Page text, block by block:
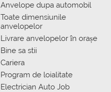
Anvelope dupa automobil
Toate dimensiunile
anvelopelor
Livrare anvelopelor în orașe
Bine sa stii
Cariera
Program de loialitate
Electrician Auto Job